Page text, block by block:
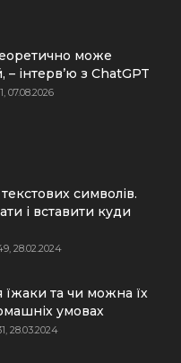
може
інтерв’ю з ChatGPT
07.08.2026
символів.
і вставити куди
28.02.2024
та чи можна їх
умовах
28.03.2024